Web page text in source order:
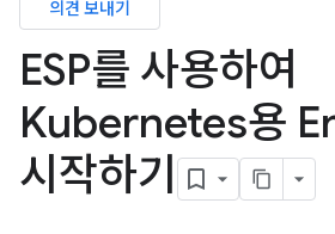
의견 보내기
ESP를 사용하여
Kubernetes용
시작하기